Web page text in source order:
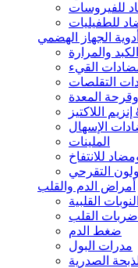
للفيروسات
للطفيليات
أدوية الجهاز الهضمي
والمرارة
القيء
التقلصات
المعدة
اللاكتيز
الإسهال
الملينات
للانتفاخ
التقرحي
أمراض الدم والقلب
النوبات القلبية
ضربات القلب
ضغط الدم
مدرات البول
الصدرية